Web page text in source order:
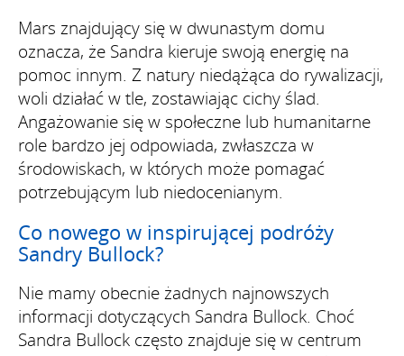
Mars znajdujący się w dwunastym domu
oznacza, że Sandra kieruje swoją energię na
pomoc innym. Z natury niedążąca do rywalizacji,
woli działać w tle, zostawiając cichy ślad.
Angażowanie się w społeczne lub humanitarne
role bardzo jej odpowiada, zwłaszcza w
środowiskach, w których może pomagać
potrzebującym lub niedocenianym.
Co nowego w inspirującej podróży
Sandry Bullock?
Nie mamy obecnie żadnych najnowszych
informacji dotyczących Sandra Bullock. Choć
Sandra Bullock często znajduje się w centrum